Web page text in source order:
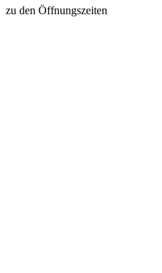
zu den Öffnungszeiten